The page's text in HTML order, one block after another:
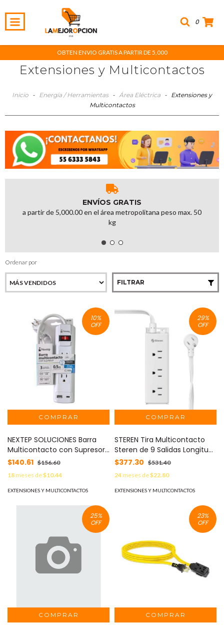
0
OBTEN ENVIO GRATIS A PARTIR DE 5,000
Extensiones y Multicontactos
Inicio - Energía / Herramientas - Área Eléctrica - Extensiones y
Multicontactos
ENVÍOS GRATIS
a partir de 5,000.00 en el área metropolitana peso max. 50
kg
Ordenar por
FILTRAR
10%
OFF
NEXTEP SOLUCIONES Barra
Multicontacto con Supresor
Nextep 3 Contactos
Aterrizados Entrada USB y
USBC Cable 50cm 14 AWG
MOD: NE-242
$140.61 $156.60
18meses de$10.44
EXTENSIONES Y MULTICONTACTOS
29%
OFF
STEREN Tira Multicontacto
Steren de 9 Salidas Longitud
1.1m Blanco MOD: 905-3004
$377.30 $531.40
24meses de$22.80
EXTENSIONES Y MULTICONTACTOS
25%
OFF
23%
OFF